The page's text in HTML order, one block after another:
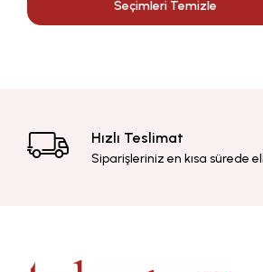
Seçimleri Temizle
Hızlı Teslimat
Siparişleriniz en kısa sürede